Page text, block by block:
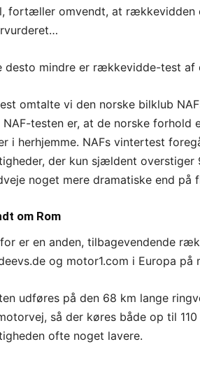
fortæller omvendt, at
desto mindre er rækkevidde-test
omtalte vi den norske bilklub
NAF-testen er, at de norske forhold
i herhjemme. NAFs vintertest
der kun sjældent
noget mere dramatiske end på
om Rom
er en anden, tilbagevendende
og motor1.com i Europa
udføres på den 68 km lange
så der køres både op til
ofte noget lavere.